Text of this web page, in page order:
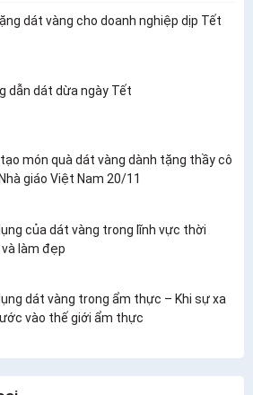
dát vàng cho doanh nghiệp dịp Tết
dẫn dát dừa ngày Tết
món quà dát vàng dành tặng thầy cô
giáo Việt Nam 20/11
của dát vàng trong lĩnh vực thời
làm đẹp
dát vàng trong ẩm thực – Khi sự xa
vào thế giới ẩm thực